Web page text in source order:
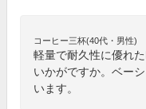
コーヒー三杯(40代・男性)
軽量で耐久性に優れ
いかがですか。ベー
います。